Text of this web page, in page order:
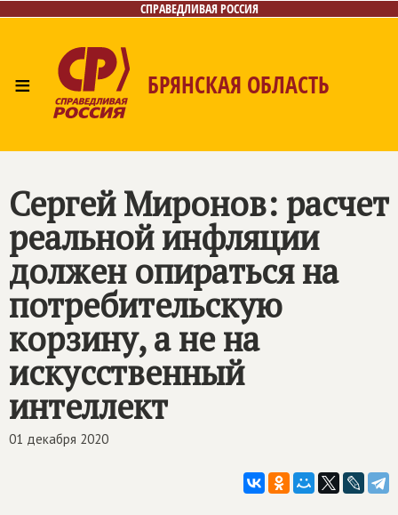
СПРАВЕДЛИВАЯ РОССИЯ
≡ БРЯНСКАЯ ОБЛАСТЬ
Сергей Миронов: расчет
реальной инфляции
должен опираться на
потребительскую
корзину, а не на
искусственный
интеллект
01 декабря 2020